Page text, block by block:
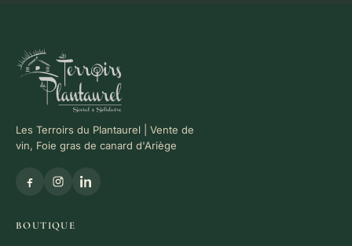
Les Terroirs du Plantaurel | Vente de
vin, Foie gras de canard d'Ariège
BOUTIQUE